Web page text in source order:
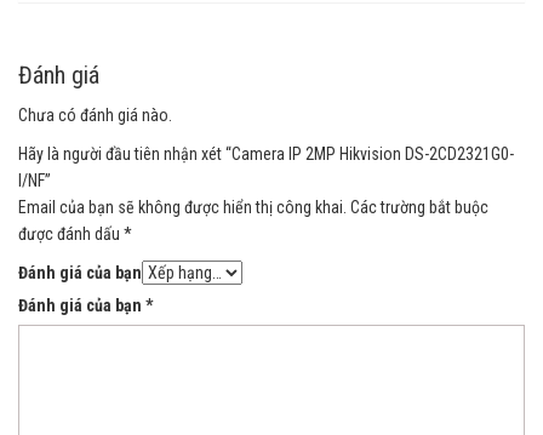
Đánh giá
Chưa có đánh giá nào.
Hãy là người đầu tiên nhận xét “Camera IP 2MP Hikvision DS-2CD2321G0-
I/NF”
Email của bạn sẽ không được hiển thị công khai. Các trường bắt buộc
được đánh dấu *
Đánh giá của bạn
Đánh giá của bạn *